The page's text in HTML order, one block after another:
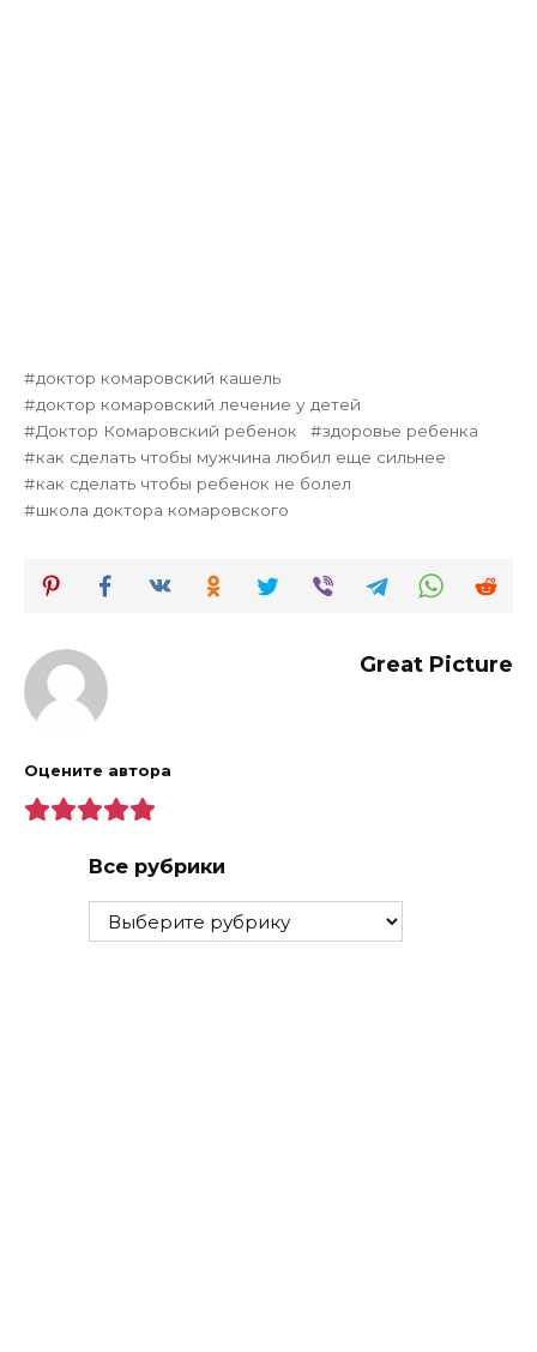
доктор комаровский кашель
доктор комаровский лечение у детей
Доктор Комаровский ребенок
здоровье ребенка
как сделать чтобы мужчина любил еще сильнее
как сделать чтобы ребенок не болел
школа доктора комаровского
Great Picture
Оцените автора
Все рубрики
Все
рубрики